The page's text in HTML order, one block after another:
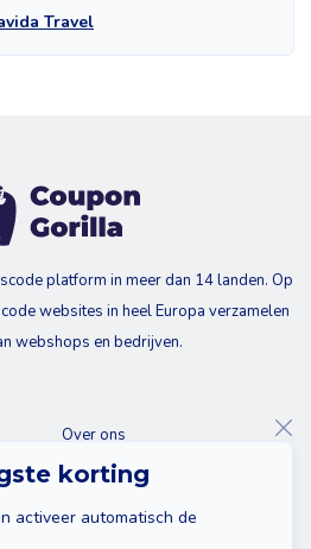
Travel
korting
activeer automatisch de
platform in meer dan 14 landen. Op
websites in heel Europa verzamelen
webshops en bedrijven.
Over ons
Contact